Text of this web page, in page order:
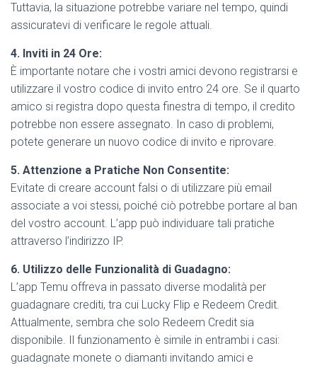
Tuttavia, la situazione potrebbe variare nel tempo, quindi
assicuratevi di verificare le regole attuali.
4. Inviti in 24 Ore:
È importante notare che i vostri amici devono registrarsi e
utilizzare il vostro codice di invito entro 24 ore. Se il quarto
amico si registra dopo questa finestra di tempo, il credito
potrebbe non essere assegnato. In caso di problemi,
potete generare un nuovo codice di invito e riprovare.
5. Attenzione a Pratiche Non Consentite:
Evitate di creare account falsi o di utilizzare più email
associate a voi stessi, poiché ciò potrebbe portare al ban
del vostro account. L’app può individuare tali pratiche
attraverso l’indirizzo IP.
6. Utilizzo delle Funzionalità di Guadagno:
L’app Temu offreva in passato diverse modalità per
guadagnare crediti, tra cui Lucky Flip e Redeem Credit.
Attualmente, sembra che solo Redeem Credit sia
disponibile. Il funzionamento è simile in entrambi i casi:
guadagnate monete o diamanti invitando amici e